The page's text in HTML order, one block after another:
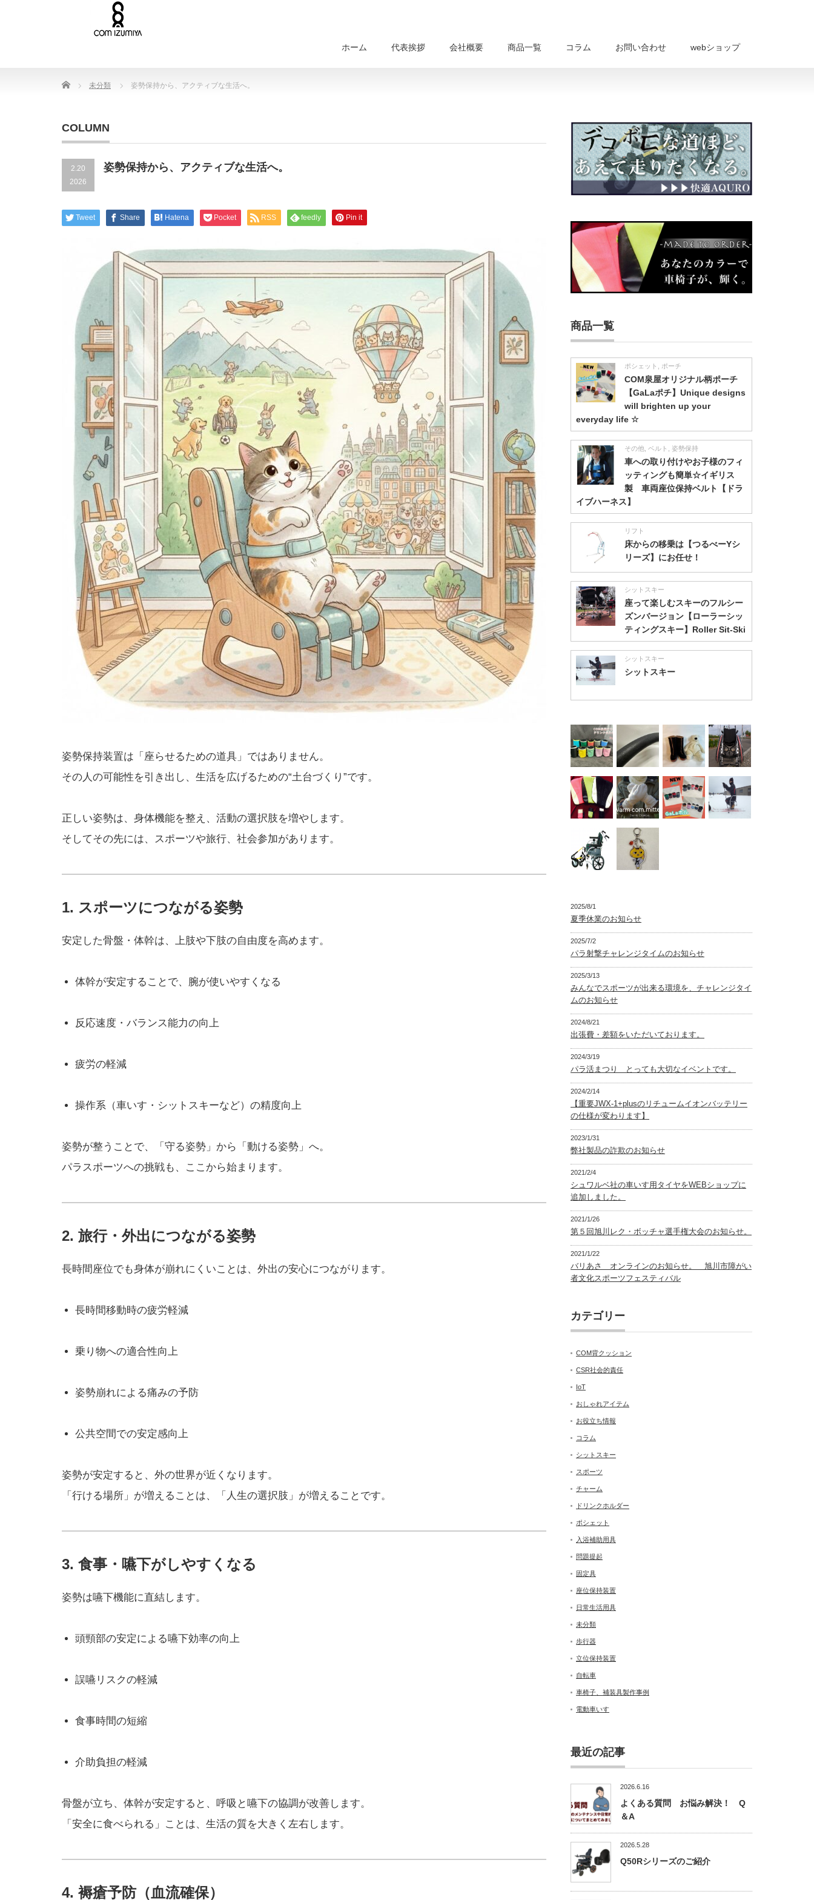
ホーム 代表挨拶 会社概要 商品一覧 コラム お問い合わせ webショップ
Home 未分類 姿勢保持から、アクティブな生活へ。
COLUMN
2.20
2026
姿勢保持から、アクティブな生活へ。
Tweet Share Hatena Pocket RSS feedly Pin it
姿勢保持装置は「座らせるための道具」ではありません。
その人の可能性を引き出し、生活を広げるための“土台づくり”です。
正しい姿勢は、身体機能を整え、活動の選択肢を増やします。
そしてその先には、スポーツや旅行、社会参加があります。
1. スポーツにつながる姿勢
安定した骨盤・体幹は、上肢や下肢の自由度を高めます。
体幹が安定することで、腕が使いやすくなる
反応速度・バランス能力の向上
疲労の軽減
操作系（車いす・シットスキーなど）の精度向上
姿勢が整うことで、「守る姿勢」から「動ける姿勢」へ。
パラスポーツへの挑戦も、ここから始まります。
2. 旅行・外出につながる姿勢
長時間座位でも身体が崩れにくいことは、外出の安心につながります。
長時間移動時の疲労軽減
乗り物への適合性向上
姿勢崩れによる痛みの予防
公共空間での安定感向上
姿勢が安定すると、外の世界が近くなります。
「行ける場所」が増えることは、「人生の選択肢」が増えることです。
3. 食事・嚥下がしやすくなる
姿勢は嚥下機能に直結します。
頭頸部の安定による嚥下効率の向上
誤嚥リスクの軽減
食事時間の短縮
介助負担の軽減
骨盤が立ち、体幹が安定すると、呼吸と嚥下の協調が改善します。
「安全に食べられる」ことは、生活の質を大きく左右します。
4. 褥瘡予防（血流確保）
商品一覧
ポシェット , ポーチ
COM泉屋オリジナル柄ポーチ
【GaLaポチ】Unique designs
will brighten up your
everyday life ☆
その他, ベルト , 姿勢保持
車への取り付けやお子様のフィ
ッティングも簡単☆イギリス
製 車両座位保持ベルト【ドラ
イブハーネス】
リフト
床からの移乗は【つるべーYシ
リーズ】にお任せ！
シットスキー
座って楽しむスキーのフルシー
ズンバージョン【ローラーシッ
ティングスキー】Roller Sit-Ski
シットスキー
シットスキー
2025/8/1
夏季休業のお知らせ
2025/7/2
パラ射撃チャレンジタイムのお知らせ
2025/3/13
みんなでスポーツが出来る環境を、チャレンジタイ
ムのお知らせ
2024/8/21
出張費・差額をいただいております。
2024/3/19
パラ活まつり とっても大切なイベントです。
2024/2/14
【重要JWX-1+plusのリチュームイオンバッテリー
の仕様が変わります】
2023/1/31
弊社製品の詐欺のお知らせ
2021/2/4
シュワルベ社の車いす用タイヤをWEBショップに
追加しました。
2021/1/26
第５回旭川レク・ボッチャ選手権大会のお知らせ。
2021/1/22
バリあさ オンラインのお知らせ。 旭川市障がい
者文化スポーツフェスティバル
カテゴリー
COM背クッション
CSR社会的責任
IoT
おしゃれアイテム
お役立ち情報
コラム
シットスキー
スポーツ
チャーム
ドリンクホルダー
ポシェット
入浴補助用具
問題提起
固定具
座位保持装置
日常生活用具
未分類
歩行器
立位保持装置
自転車
車椅子、補装具製作事例
電動車いす
最近の記事
2026.6.16
よくある質問 お悩み解決！ Q
＆A
2026.5.28
Q50Rシリーズのご紹介